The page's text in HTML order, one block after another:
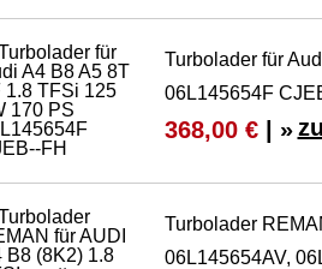
Turbolader für
06L145654F
368,00 €| »
Turbolader
06L145654AV,